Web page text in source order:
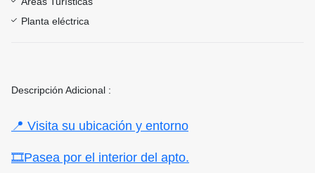
Planta eléctrica
Descripción Adicional :
📍 Visita su ubicación y entorno
🎞Pasea por el interior del apto.